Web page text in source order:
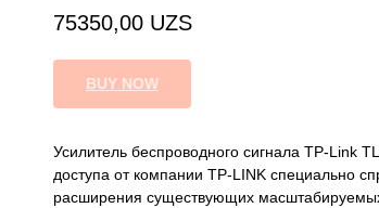
75350,00 UZS
BUY NOW
Усилитель беспроводного сигнала TP-Link
доступа от компании TP-LINK специально
расширения существующих